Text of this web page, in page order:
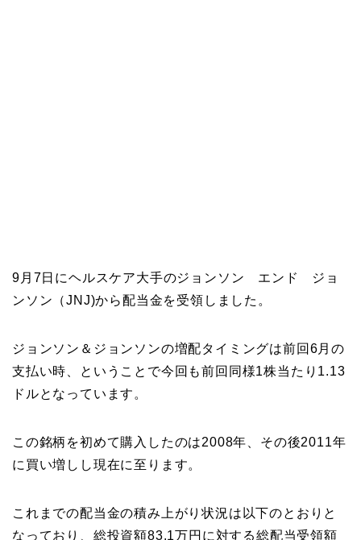
9月7日にヘルスケア大手のジョンソン エンド ジョ
ンソン（JNJ)から配当金を受領しました。
ジョンソン＆ジョンソンの増配タイミングは前回6月の
支払い時、ということで今回も前回同様1株当たり1.13
ドルとなっています。
この銘柄を初めて購入したのは2008年、その後2011年
に買い増しし現在に至ります。
これまでの配当金の積み上がり状況は以下のとおりと
なっており、総投資額83.1万円に対する総配当受領額